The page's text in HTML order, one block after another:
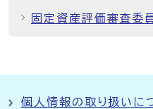
固定資産評価審査委
個人情報の取り扱いに